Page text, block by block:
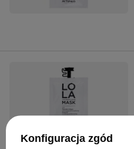
Konfiguracja zgód